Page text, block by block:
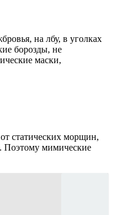
на лбу, в уголках
борозды, не
маски,
статических морщин,
Поэтому мимические